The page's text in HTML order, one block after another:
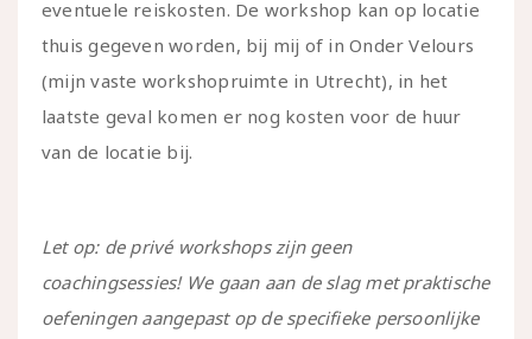
eventuele reiskosten. De workshop kan op locatie
thuis gegeven worden, bij mij of in Onder Velours
(mijn vaste workshopruimte in Utrecht), in het
laatste geval komen er nog kosten voor de huur
van de locatie bij.
Let op: de privé workshops zijn geen
coachingsessies! We gaan aan de slag met praktische
oefeningen aangepast op de specifieke persoonlijke